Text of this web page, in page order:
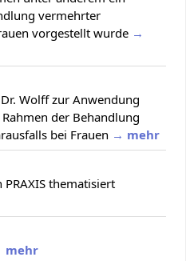
vermehrter
vorgestellt wurde →
Wolff zur Anwendung
der Behandlung
bei Frauen → mehr
thematisiert
mehr